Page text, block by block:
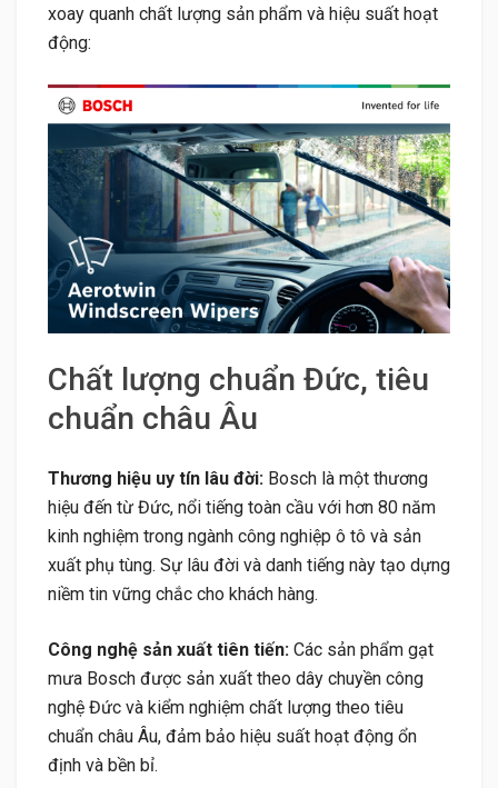
xoay quanh chất lượng sản phẩm và hiệu suất hoạt
động:
Chất lượng chuẩn Đức, tiêu
chuẩn châu Âu
Thương hiệu uy tín lâu đời: Bosch là một thương
hiệu đến từ Đức, nổi tiếng toàn cầu với hơn 80 năm
kinh nghiệm trong ngành công nghiệp ô tô và sản
xuất phụ tùng. Sự lâu đời và danh tiếng này tạo dựng
niềm tin vững chắc cho khách hàng.
Công nghệ sản xuất tiên tiến: Các sản phẩm gạt
mưa Bosch được sản xuất theo dây chuyền công
nghệ Đức và kiểm nghiệm chất lượng theo tiêu
chuẩn châu Âu, đảm bảo hiệu suất hoạt động ổn
định và bền bỉ.